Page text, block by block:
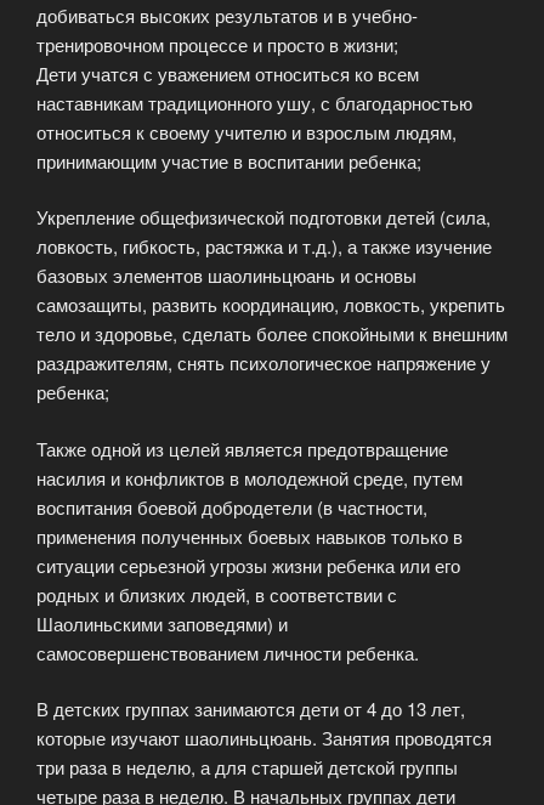
добиваться высоких результатов и в учебно-
тренировочном процессе и просто в жизни;
Дети учатся с уважением относиться ко всем
наставникам традиционного ушу, с благодарностью
относиться к своему учителю и взрослым людям,
принимающим участие в воспитании ребенка;
Укрепление общефизической подготовки детей (сила,
ловкость, гибкость, растяжка и т.д.), а также изучение
базовых элементов шаолиньцюань и основы
самозащиты, развить координацию, ловкость, укрепить
тело и здоровье, сделать более спокойными к внешним
раздражителям, снять психологическое напряжение у
ребенка;
Также одной из целей является предотвращение
насилия и конфликтов в молодежной среде, путем
воспитания боевой добродетели (в частности,
применения полученных боевых навыков только в
ситуации серьезной угрозы жизни ребенка или его
родных и близких людей, в соответствии с
Шаолиньскими заповедями) и
самосовершенствованием личности ребенка.
В детских группах занимаются дети от 4 до 13 лет,
которые изучают шаолиньцюань. Занятия проводятся
три раза в неделю, а для старшей детской группы
четыре раза в неделю. В начальных группах дети